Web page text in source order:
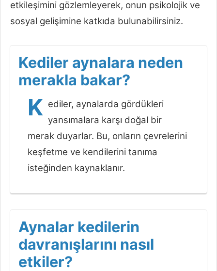
etkileşimini gözlemleyerek, onun psikolojik ve
sosyal gelişimine katkıda bulunabilirsiniz.
Kediler aynalara neden
merakla bakar?
K ediler, aynalarda gördükleri
yansımalara karşı doğal bir
merak duyarlar. Bu, onların çevrelerini
keşfetme ve kendilerini tanıma
isteğinden kaynaklanır.
Aynalar kedilerin
davranışlarını nasıl
etkiler?